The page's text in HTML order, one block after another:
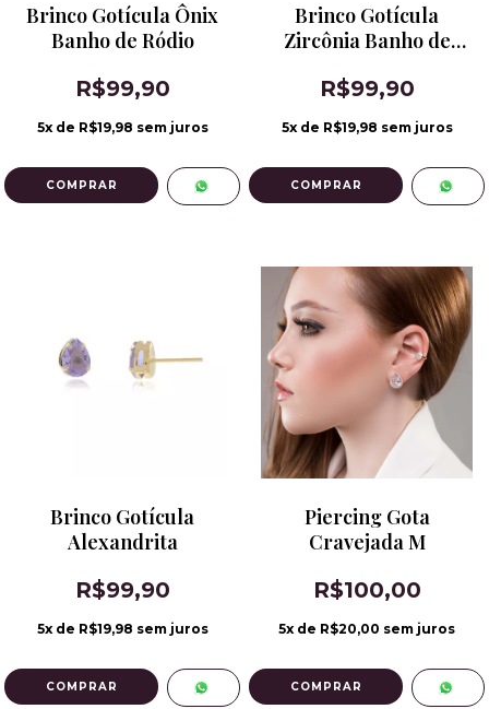
Brinco Gotícula Ônix
Banho de Ródio
R$99,90
5x de R$19,98 sem juros
Brinco Gotícula
Zircônia Banho de
R$99,90
5x de R$19,98 sem juros
Brinco Gotícula
Alexandrita
R$99,90
5x de R$19,98 sem juros
Piercing Gota
Cravejada M
R$100,00
5x de R$20,00 sem juros